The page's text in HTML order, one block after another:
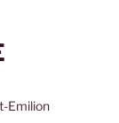
Emilion